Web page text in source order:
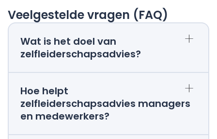
Veelgestelde vragen (FAQ)
+
Wat is het doel van
zelfleiderschapsadvies?
+
Hoe helpt
zelfleiderschapsadvies managers
en medewerkers?